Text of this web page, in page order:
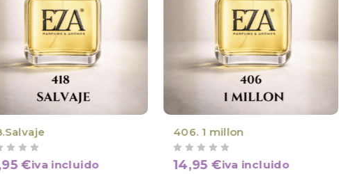
€iva incluido
406. 1 millon
14,95€iva incluido